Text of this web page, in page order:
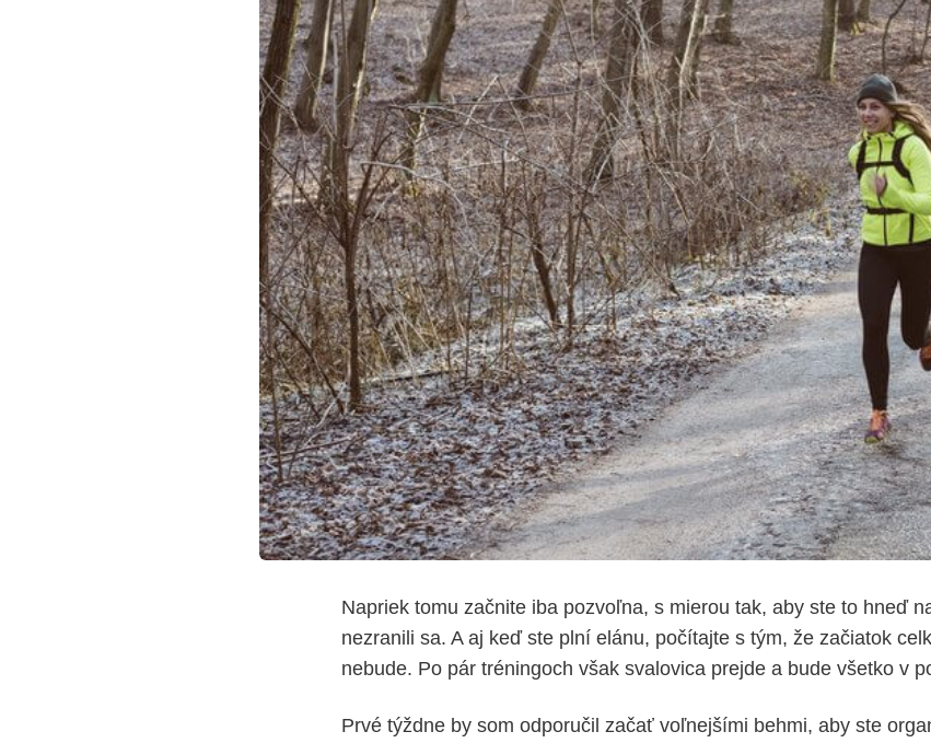
Napriek tomu začnite iba pozvoľna, s mierou tak, aby ste to hneď
nezranili sa. A aj keď ste plní elánu, počítajte s tým, že začiatok
nebude. Po pár tréningoch však svalovica prejde a bude všetko v
Prvé týždne by som odporučil začať voľnejšími behmi, aby ste